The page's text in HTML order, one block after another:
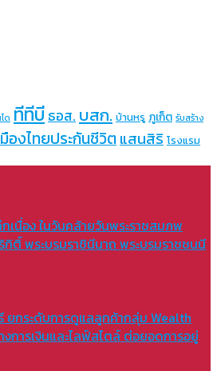
ด ทีทีบีธอส. บสก. บ้านหรู ภูเก็ต รับสร้าง
องไทยประกันชีวิตแสนสิริ โรงแรม
เนื่อง ในวันคล้ายวันพระราชสมภพ
กิติ์ พระบรมราชินีนาถ พระบรมราชชนนี
ยกระดับการดูแลลูกค้ากลุ่ม Wealth
การเงินและไลฟ์สไตล์ ต่อยอดการอยู่